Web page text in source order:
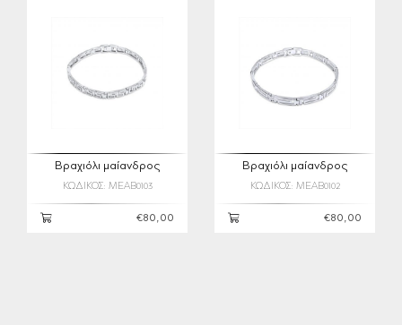
Βραχιόλι μαίανδρος
ΚΩΔΙΚΟΣ: MEAB0103
€80,00
Βραχιόλι μαίανδρος
ΚΩΔΙΚΟΣ: MEAB0102
€80,00